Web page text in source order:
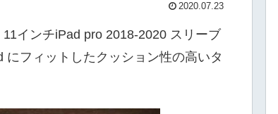
2020.07.23
インチiPad pro 2018-2020 スリーブ
フィットしたクッション性の高いタ